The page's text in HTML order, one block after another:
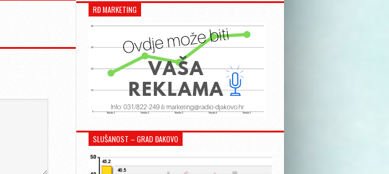
RĐ MARKETING
SLUŠANOST – GRAD ĐAKOVO